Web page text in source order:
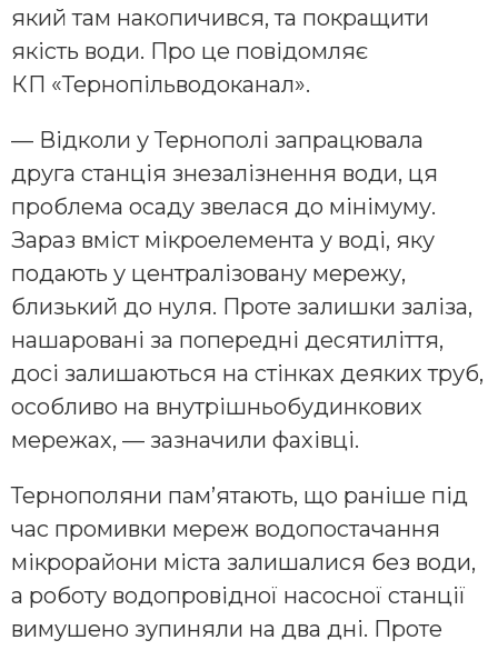
який там накопичився, та покращити
якість води. Про це повідомляє
КП «Тернопільводоканал».
— Відколи у Тернополі запрацювала
друга станція знезалізнення води, ця
проблема осаду звелася до мінімуму.
Зараз вміст мікроелемента у воді, яку
подають у централізовану мережу,
близький до нуля. Проте залишки заліза,
нашаровані за попередні десятиліття,
досі залишаються на стінках деяких труб,
особливо на внутрішньобудинкових
мережах, — зазначили фахівці.
Тернополяни пам’ятають, що раніше під
час промивки мереж водопостачання
мікрорайони міста залишалися без води,
а роботу водопровідної насосної станції
вимушено зупиняли на два дні. Проте